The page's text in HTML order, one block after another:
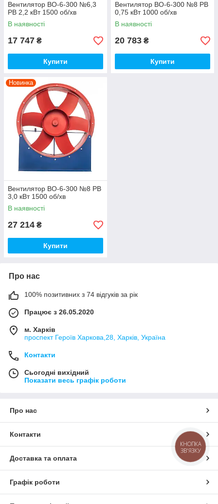
Вентилятор ВО-6-300 №6,3
РВ 2,2 кВт 1500 об/хв
В наявності
17 747 ₴
Купити
Вентилятор ВО-6-300 №8 РВ
0,75 кВт 1000 об/хв
В наявності
20 783 ₴
Купити
Новинка
Вентилятор ВО-6-300 №8 РВ
3,0 кВт 1500 об/хв
В наявності
27 214 ₴
Купити
Про нас
100% позитивних з 74 відгуків за рік
Працює з 26.05.2020
м. Харків
проспект Героїв Харкова,28, Харків, Україна
Контакти
Сьогодні вихідний
Показати весь графік роботи
Про нас
Контакти
Доставка та оплата
Графік роботи
КНОПКА
ЗВ'ЯЗКУ